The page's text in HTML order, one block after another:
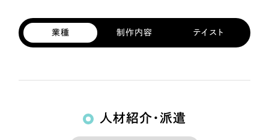
業種 制作内容 テイスト
人材紹介・派遣